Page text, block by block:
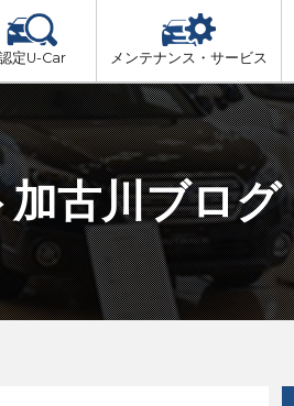
定U-Car メンテナンス・サービス
点検）
ティ チェック
断
古川ブログ